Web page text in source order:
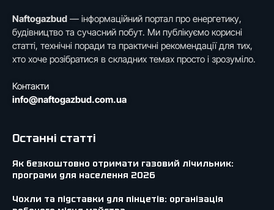
Naftogazbud — інформаційний портал про енергетику,
будівництво та сучасний побут. Ми публікуємо корисні
статті, технічні поради та практичні рекомендації для тих,
хто хоче розібратися в складних темах просто і зрозуміло.
Контакти
info@naftogazbud.com.ua
Останні статті
Як безкоштовно отримати газовий лічильник:
програми для населення 2026
Чохли та підставки для пінцетів: організація